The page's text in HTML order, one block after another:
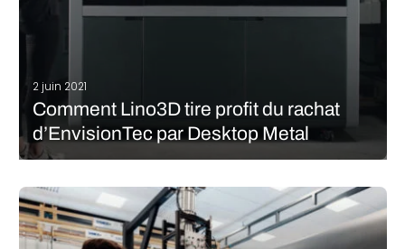
2 juin 2021
Comment Lino3D tire profit du rachat
d’EnvisionTec par Desktop Metal
le rachat d’un acteur historique de la fabrication additive résine,
EnvisionTec. Une opération de taille pour le marché de
l’impression 3D, redistribuant les parts de marché et dessinant
un avenir des…